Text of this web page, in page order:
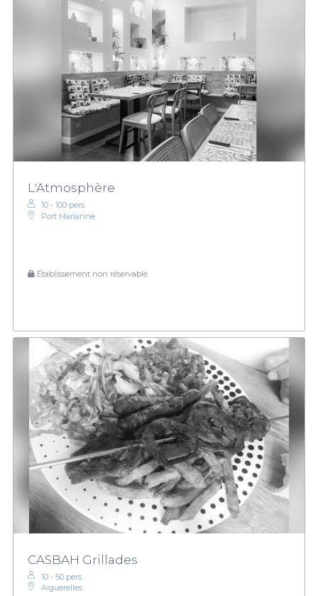
L'Atmosphère
10 - 100 pers.
Port Marianne
Établissement non réservable
CASBAH Grillades
10 - 50 pers.
Aiguerelles